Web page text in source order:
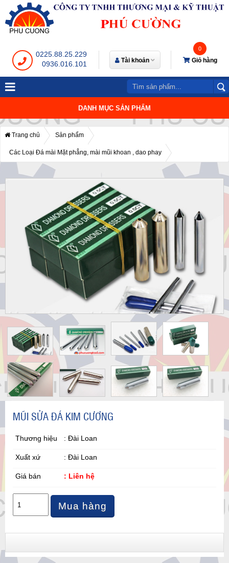
0225.88.25.229
0936.016.101
Tài khoản
0
Giỏ hàng
DANH MỤC SẢN PHẨM
Trang chủ Sản phẩm
Các Loại Đá mài Mặt phẳng, mài mũi khoan , dao phay
MŨI SỬA ĐÁ KIM CƯƠNG
Thương hiệu : Đài Loan
Xuất xứ : Đài Loan
Giá bán : Liên hệ
Mua hàng